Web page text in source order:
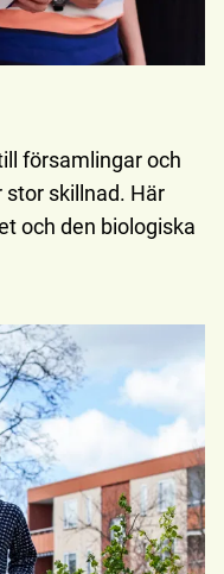
församlingar och
stor skillnad. Här
och den biologiska